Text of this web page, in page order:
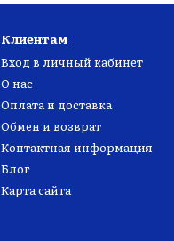
Клиентам
Вход в личный кабинет
О нас
Оплата и доставка
Обмен и возврат
Контактная информация
Блог
Карта сайта